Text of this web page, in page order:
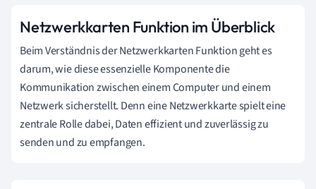
Netzwerkkarten Funktion im Überblick
Beim Verständnis der Netzwerkkarten Funktion geht es
darum, wie diese essenzielle Komponente die
Kommunikation zwischen einem Computer und einem
Netzwerk sicherstellt. Denn eine Netzwerkkarte spielt eine
zentrale Rolle dabei, Daten effizient und zuverlässig zu
senden und zu empfangen.